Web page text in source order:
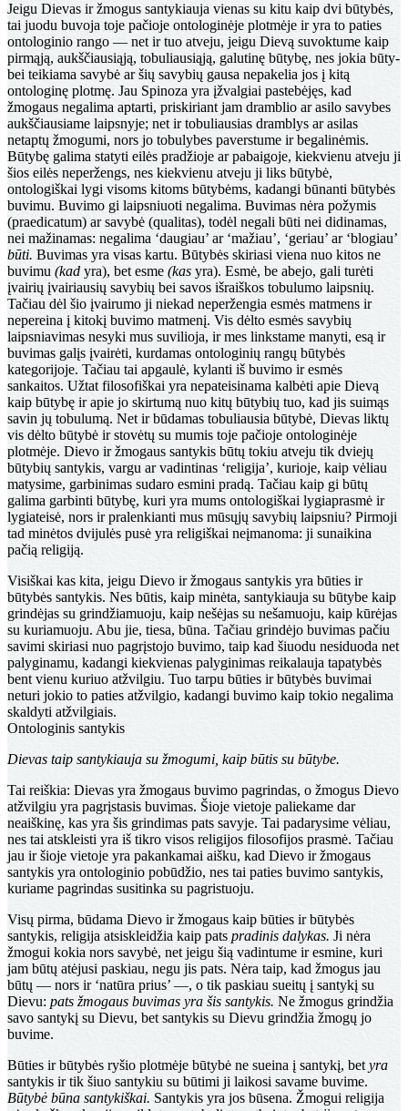
Jeigu Dievas ir žmogus santykiauja vienas su kitu kaip dvi būtybės,
tai juodu buvoja toje pačioje ontologi­nėje plotmėje ir yra to paties
ontologinio rango — net ir tuo atveju, jeigu Dievą suvoktume kaip
pirmąją, aukš­čiausiąją, tobuliausiąją, galutinę būtybę, nes jokia būty­
bei teikiama savybė ar šių savybių gausa nepakelia jos į kitą
ontologinę plotmę. Jau Spinoza yra įžvalgiai paste­bėjęs, kad
žmogaus negalima aptarti, priskiriant jam dramblio ar asilo savybes
aukščiausiame laipsnyje; net ir tobuliausias dramblys ar asilas
netaptų žmogumi, nors jo tobulybes paverstume ir begalinėmis.
Būtybę galima statyti eilės pradžioje ar pabaigoje, kiekvienu atveju ji
šios eilės neperžengs, nes kiekvienu atveju ji liks būtybė,
ontologiškai lygi visoms kitoms būtybėms, kadangi būnan­ti būtybės
buvimu. Buvimo gi laipsniuoti negalima. Buvi­mas nėra požymis
(praedicatum) ar savybė (qualitas), todėl negali būti nei didinamas,
nei mažinamas: negalima ‘daugiau’ ar ‘mažiau’, ‘geriau’ ar ‘blogiau’
būti. Buvimas yra visas kartu. Būtybės skiriasi viena nuo kitos ne
buvi­mu (kad yra), bet esme (kas yra). Esmė, be abejo, gali turėti
įvairių įvairiausių savybių bei savos išraiškos tobu­lumo laipsnių.
Tačiau dėl šio įvairumo ji niekad neper­žengia esmės matmens ir
nepereina į kitokį buvimo mat­menį. Vis dėlto esmės savybių
laipsniavimas nesyki mus suvilioja, ir mes linkstame manyti, esą ir
buvimas galįs įvairėti, kurdamas ontologinių rangų būtybės
kategorijoje. Tačiau tai apgaulė, kylanti iš buvimo ir esmės
sankaitos. Užtat filosofiškai yra nepateisinama kalbėti apie Dievą
kaip būtybę ir apie jo skirtumą nuo kitų būtybių tuo, kad jis suimąs
savin jų tobulumą. Net ir būdamas tobuliausia būtybė, Dievas liktų
vis dėlto būtybė ir stovėtų su mumis toje pačioje ontologinėje
plotmėje. Dievo ir žmogaus san­tykis būtų tokiu atveju tik dviejų
būtybių santykis, vargu ar vadintinas ‘religija’, kurioje, kaip vėliau
matysime, garbinimas sudaro esmini pradą. Tačiau kaip gi būtų
galima garbinti būtybę, kuri yra mums ontologiškai lygiaprasmė ir
lygiateisė, nors ir pralenkianti mus mūsųjų sa­vybių laipsniu? Pirmoji
tad minėtos dvijulės pusė yra religiškai neįmanoma: ji sunaikina
pačią religiją.
Visiškai kas kita, jeigu Dievo ir žmogaus santykis yra būties ir
būtybės santykis. Nes būtis, kaip minėta, santy­kiauja su būtybe kaip
grindėjas su grindžiamuoju, kaip nešėjas su nešamuoju, kaip kūrėjas
su kuriamuoju. Abu jie, tiesa, būna. Tačiau grindėjo buvimas pačiu
savimi skiriasi nuo pagrįstojo buvimo, taip kad šiuodu nesiduoda net
palyginamu, kadangi kiekvienas palyginimas reika­lauja tapatybės
bent vienu kuriuo atžvilgiu. Tuo tarpu būties ir būtybės buvimai
neturi jokio to paties atžvilgio, kadangi buvimo kaip tokio negalima
skaldyti atžvilgiais.
Ontologinis santykis
Dievas taip santykiauja su žmogumi, kaip būtis su būtybe.
Tai reiškia: Dievas yra žmogaus buvimo pagrindas, o žmogus Dievo
atžvilgiu yra pagrįstasis buvimas. Šioje vietoje paliekame dar
neaiškinę, kas yra šis grindimas pats savyje. Tai padarysime vėliau,
nes tai atskleisti yra iš tikro visos religijos filosofijos prasmė. Tačiau
jau ir šioje vietoje yra pakankamai aišku, kad Dievo ir žmogaus
santykis yra ontologinio pobūdžio, nes tai paties buvimo santykis,
kuriame pagrindas susitinka su pagristuoju.
Visų pirma, būdama Dievo ir žmogaus kaip būties ir būtybės
santykis, religija atsiskleidžia kaip pats pradinis dalykas. Ji nėra
žmogui kokia nors savybė, net jeigu šią vadintume ir esmine, kuri
jam būtų atėjusi paskiau, negu jis pats. Nėra taip, kad žmogus jau
būtų — nors ir ‘na­tūra prius’ —, o tik paskiau sueitų į santykį su
Dievu: pats žmogaus buvimas yra šis santykis. Ne žmogus grin­džia
savo santykį su Dievu, bet santykis su Dievu grindžia žmogų jo
buvime.
Būties ir būtybės ryšio plotmėje būtybė ne sueina į santykį, bet yra
santykis ir tik šiuo santykiu su būtimi ji laikosi savame buvime.
Būtybė būna santykiškai. Santykis yra jos būsena. Žmogui religija